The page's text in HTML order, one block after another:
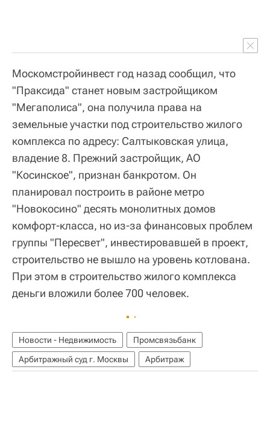
Москомстройинвест год назад сообщил, что
"Праксида" станет новым застройщиком
"Мегаполиса", она получила права на
земельные участки под строительство жилого
комплекса по адресу: Салтыковская улица,
владение 8. Прежний застройщик, АО
"Косинское", признан банкротом. Он
планировал построить в районе метро
"Новокосино" десять монолитных домов
комфорт-класса, но из-за финансовых проблем
группы "Пересвет", инвестировавшей в проект,
строительство не вышло на уровень котлована.
При этом в строительство жилого комплекса
деньги вложили более 700 человек.
Новости - Недвижимость
Промсвязьбанк
Арбитражный суд г. Москвы
Арбитраж